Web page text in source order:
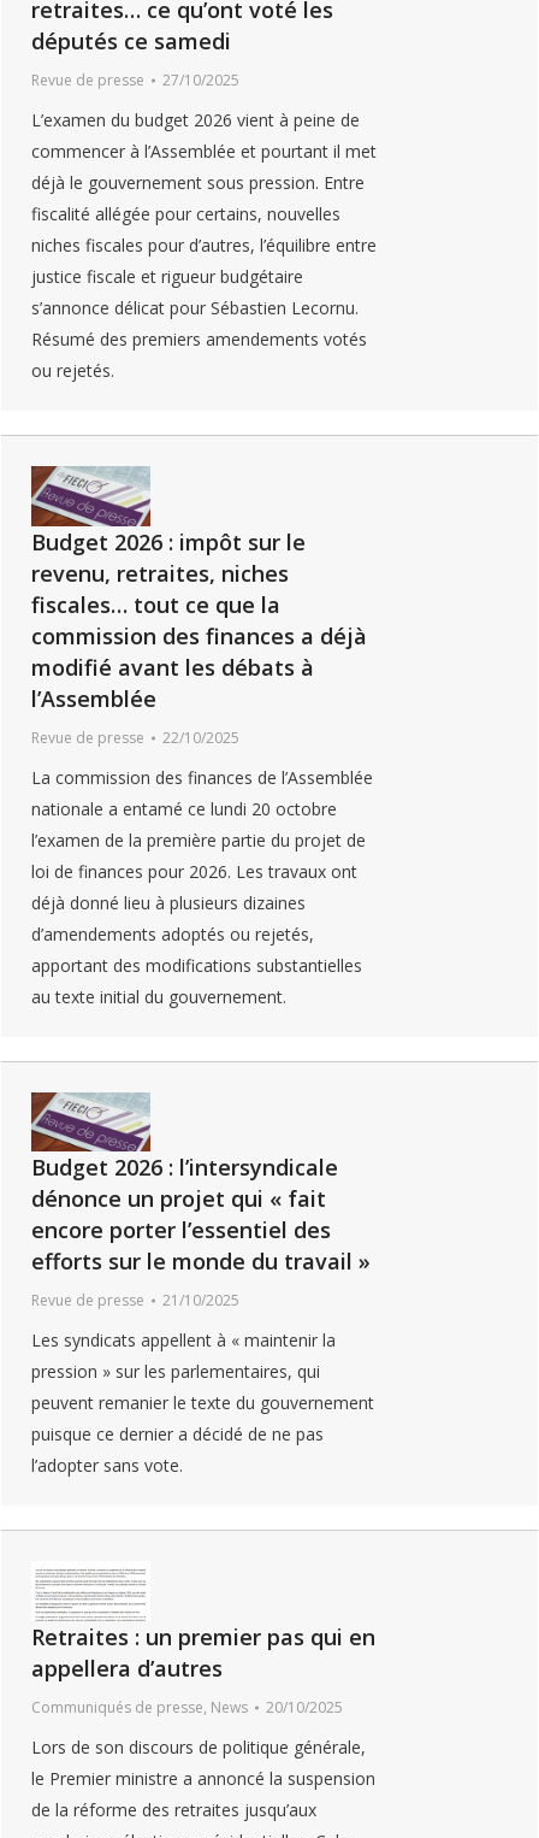
retraites… ce qu’ont voté les
députés ce samedi
Revue de presse 27/10/2025
L’examen du budget 2026 vient à peine de
commencer à l’Assemblée et pourtant il met
déjà le gouvernement sous pression. Entre
fiscalité allégée pour certains, nouvelles
niches fiscales pour d’autres, l’équilibre entre
justice fiscale et rigueur budgétaire
s’annonce délicat pour Sébastien Lecornu.
Résumé des premiers amendements votés
ou rejetés.
Budget 2026 : impôt sur le
revenu, retraites, niches
fiscales… tout ce que la
commission des finances a déjà
modifié avant les débats à
l’Assemblée
Revue de presse 22/10/2025
La commission des finances de l’Assemblée
nationale a entamé ce lundi 20 octobre
l’examen de la première partie du projet de
loi de finances pour 2026. Les travaux ont
déjà donné lieu à plusieurs dizaines
d’amendements adoptés ou rejetés,
apportant des modifications substantielles
au texte initial du gouvernement.
Budget 2026 : l’intersyndicale
dénonce un projet qui « fait
encore porter l’essentiel des
efforts sur le monde du travail »
Revue de presse 21/10/2025
Les syndicats appellent à « maintenir la
pression » sur les parlementaires, qui
peuvent remanier le texte du gouvernement
puisque ce dernier a décidé de ne pas
l’adopter sans vote.
Retraites : un premier pas qui en
appellera d’autres
Communiqués de presse, News 20/10/2025
Lors de son discours de politique générale,
le Premier ministre a annoncé la suspension
de la réforme des retraites jusqu’aux